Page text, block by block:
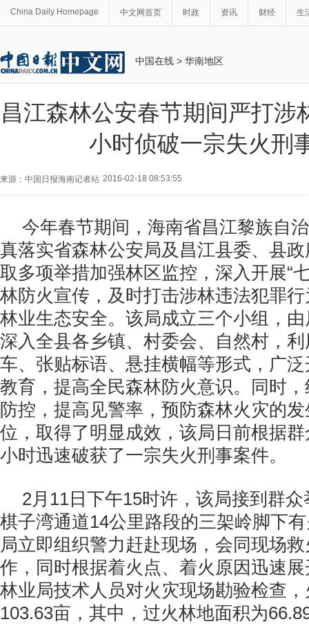
China Daily Homepage 中文网首页 时政 资讯 财经 生
中国在线 > 华南地区
昌江森林公安春节期间严打涉
小时侦破一宗失火刑
来源：中国日报海南记者站 2016-02-18 08:53:55
今年春节期间，海南省昌江黎族自
真落实省森林公安局及昌江县委、县
取多项举措加强林区监控，深入开展“
林防火宣传，及时打击涉林违法犯罪
林业生态安全。该局成立三个小组，
深入全县各乡镇、村委会、自然村，
车、张贴标语、悬挂横幅等形式，广
教育，提高全民森林防火意识。同时
防控，提高见警率，预防森林火灾的
位，取得了明显成效，该局日前根据
小时迅速破获了一宗失火刑事案件。
2月11日下午15时许，该局接到群
棋子湾通道14公里路段的三架岭脚下
局立即组织警力赶赴现场，会同现场
作，同时根据着火点、着火原因迅速
林业局技术人员对火灾现场勘验检查
103.63亩，其中，过火林地面积为